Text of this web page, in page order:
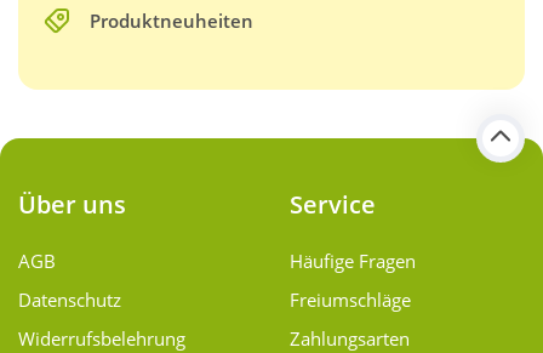
Produktneuheiten
Über uns
AGB
Datenschutz
Widerrufsbelehrung
Service
Häufige Fragen
Freiumschläge
Zahlungsarten